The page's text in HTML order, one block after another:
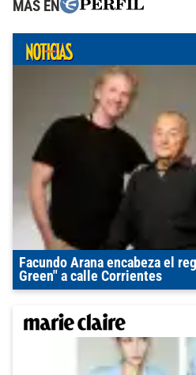
MÁS EN
Facundo Arana encabeza el
Green" a calle Corrientes